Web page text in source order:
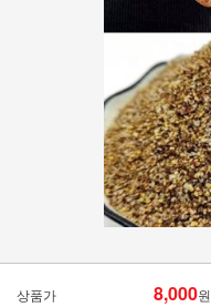
상품가 8,000원